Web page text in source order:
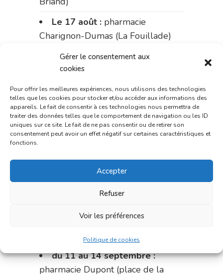
Gérer le consentement aux
cookies
Pour offrir les meilleures expériences, nous utilisons des technologies
telles que les cookies pour stocker et/ou accéder aux informations des
appareils. Le fait de consentir à ces technologies nous permettra de
traiter des données telles que le comportement de navigation ou les ID
uniques sur ce site. Le fait de ne pas consentir ou de retirer son
consentement peut avoir un effet négatif sur certaines caractéristiques et
fonctions.
Accepter
Refuser
Voir les préférences
Politique de cookies
Le 17 août : pharmacie
Charignon-Dumas (La Fouillade)
du 17 au 21 août :pharmacie
Palobart (Laguépie)
du 21 au 28 août :pharmacie
Dupont (place de la République)
du 28 au 31 août :pharmacie
Bonnemaire (rue Saint-Jacques)
Du 31 août au 4 septembre :
pharmacie Charignon-Dumas (La
pharmacie Carnus (rue Marcellin-
du 11 au 14 septembre :
pharmacie Dupont (place de la